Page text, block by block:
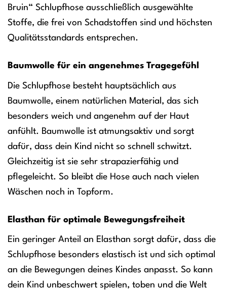
Bruin“ Schlupfhose ausschließlich ausgewählte
Stoffe, die frei von Schadstoffen sind und höchsten
Qualitätsstandards entsprechen.
Baumwolle für ein angenehmes Tragegefühl
Die Schlupfhose besteht hauptsächlich aus
Baumwolle, einem natürlichen Material, das sich
besonders weich und angenehm auf der Haut
anfühlt. Baumwolle ist atmungsaktiv und sorgt
dafür, dass dein Kind nicht so schnell schwitzt.
Gleichzeitig ist sie sehr strapazierfähig und
pflegeleicht. So bleibt die Hose auch nach vielen
Wäschen noch in Topform.
Elasthan für optimale Bewegungsfreiheit
Ein geringer Anteil an Elasthan sorgt dafür, dass die
Schlupfhose besonders elastisch ist und sich optimal
an die Bewegungen deines Kindes anpasst. So kann
dein Kind unbeschwert spielen, toben und die Welt